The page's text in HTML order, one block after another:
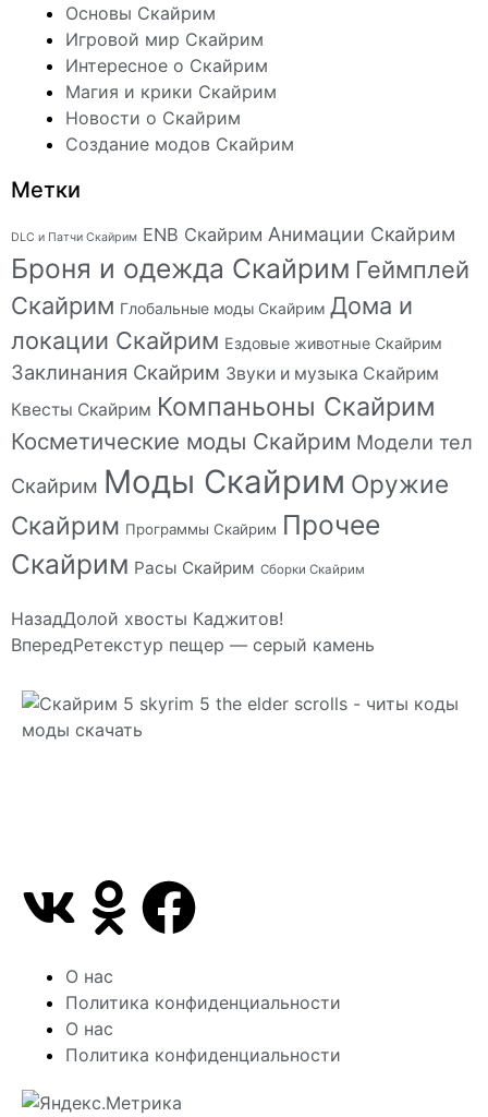
Основы Скайрим
Игровой мир Скайрим
Интересное о Скайрим
Магия и крики Скайрим
Новости о Скайрим
Создание модов Скайрим
Метки
DLC и Патчи Скайрим ENB Скайрим Анимации Скайрим
Броня и одежда Скайрим Геймплей
Скайрим Глобальные моды Скайрим Дома и
локации Скайрим Ездовые животные Скайрим
Заклинания Скайрим Звуки и музыка Скайрим
Квесты Скайрим Компаньоны Скайрим
Косметические моды Скайрим Модели тел
Скайрим Моды Скайрим Оружие
Скайрим Программы Скайрим Прочее
Скайрим Расы Скайрим Сборки Скайрим
НазадДолой хвосты Каджитов!
ВпередРетекстур пещер — серый камень
О нас
Политика конфиденциальности
О нас
Политика конфиденциальности